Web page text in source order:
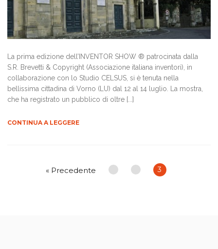
La prima edizione dell’INVENTOR SHOW ® patrocinata dalla
S.R. Brevetti & Copyright (Associazione italiana inventori), in
collaborazione con lo Studio CELSUS, si è tenuta nella
bellissima cittadina di Vorno (LU) dal 12 al 14 luglio. La mostra,
che ha registrato un pubblico di oltre [...]
CONTINUA A LEGGERE
« Precedente 3